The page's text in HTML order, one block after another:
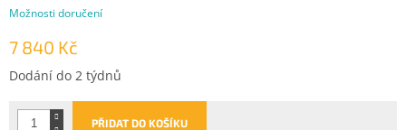
7 840 Kč
Měrná
Dodání do 2 týdnů
Možnosti doručení
PŘIDAT DO KOŠÍKU